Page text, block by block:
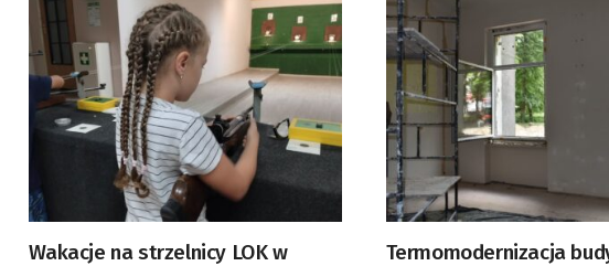
Wakacje na strzelnicy LOK w
Termomodernizacja